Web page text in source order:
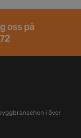
oss på
i över